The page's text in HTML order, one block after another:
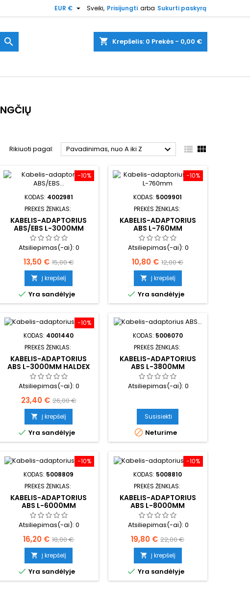
Sveiki, Prisijungti arba Sukurti paskyrą
EUR € 
shopping_cart Krepšelis: 0 Prekės - 0,00 €

Rikiuoti pagal: Pavadinimas, nuo A iki Z   
−10%
KODAS: 4002981
PREKĖS ŽENKLAS:
KABELIS-ADAPTORIUS
ABS/EBS L-3000MM
Atsiliepimas(-ai):0
Kaina
13,50 € Bazinė
kaina
15,00 €
 Į krepšelį
 Yra sandėlyje
−10%
KODAS: 5009901
PREKĖS ŽENKLAS:
KABELIS-ADAPTORIUS
ABS L-760MM
Atsiliepimas(-ai): 0
Kaina
10,80 € Bazinė
kaina
12,00 €
 Į krepšelį
 Yra sandėlyje
−10%
KODAS: 4001440
PREKĖS ŽENKLAS:
KABELIS-ADAPTORIUS
ABS L-3000MM HALDEX
MODULIATORIUI
Atsiliepimas(-ai):0
Kaina
23,40 € Bazinė
kaina
26,00 €
 Į krepšelį
 Yra sandėlyje
KODAS: 5006070
PREKĖS ŽENKLAS:
KABELIS-ADAPTORIUS
ABS L-3800MM
Atsiliepimas(-ai): 0
Susisiekti
 Neturime
−10%
KODAS: 5008809
PREKĖS ŽENKLAS:
KABELIS-ADAPTORIUS
ABS L-6000MM
Atsiliepimas(-ai):0
Kaina
16,20 € Bazinė
kaina
18,00 €
 Į krepšelį
 Yra sandėlyje
−10%
KODAS: 5008810
PREKĖS ŽENKLAS:
KABELIS-ADAPTORIUS
ABS L-8000MM
Atsiliepimas(-ai): 0
Kaina
19,80 € Bazinė
kaina
22,00 €
 Į krepšelį
 Yra sandėlyje